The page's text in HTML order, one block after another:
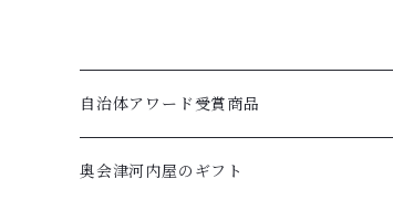
自治体アワード受賞商品
奥会津河内屋のギフト